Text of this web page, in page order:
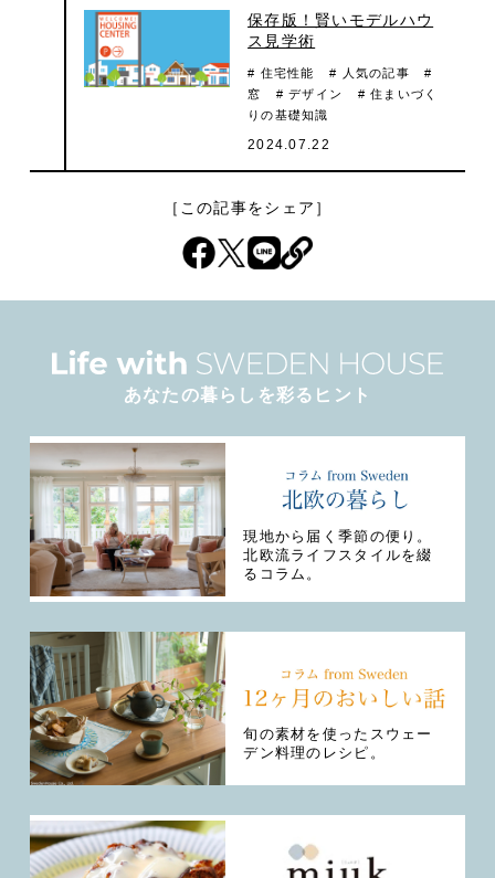
保存版！賢いモデルハウ
ス見学術
# 住宅性能 # 人気の記事
#
窓
# デザイン
# 住まいづく
りの基礎知識
2024.07.22
［この記事をシェア］
あなたの暮らしを彩るヒント
現地から届く季節の便り。
北欧流ライフスタイルを綴
るコラム。
旬の素材を使ったスウェー
デン料理のレシピ。